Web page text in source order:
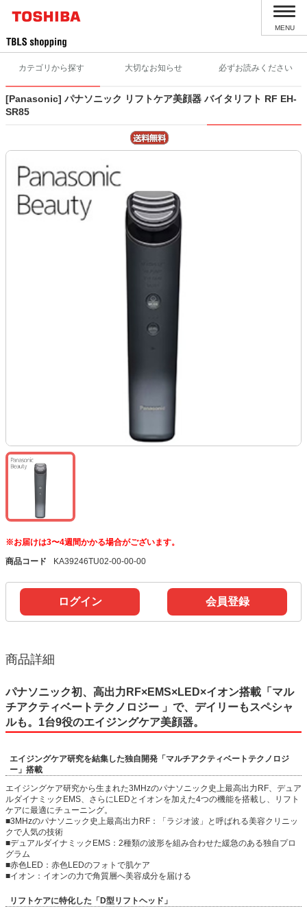
MENU
カテゴリから探す 大切なお知らせ 必ずお読みください
[Panasonic] パナソニック リフトケア美顔器 バイタリフト RF EH-
SR85
※お届けは3〜4週間かかる場合がございます。
商品コード
KA39246TU02-00-00-00
ログイン 会員登録
商品詳細
パナソニック初、高出力RF×EMS×LED×イオン搭載「マル
チアクティベートテクノロジー 」で、デイリーもスペシャ
ルも。1台9役のエイジングケア美顔器。
エイジングケア研究を結集した独自開発「マルチアクティベートテクノロジ
ー」搭載
エイジングケア研究から生まれた3MHzのパナソニック史上最高出力RF、デュア
ルダイナミックEMS、さらにLEDとイオンを加えた4つの機能を搭載し、リフト
ケアに最適にチューニング。
■3MHzのパナソニック史上最高出力RF：「ラジオ波」と呼ばれる美容クリニッ
クで人気の技術
■デュアルダイナミックEMS：2種類の波形を組み合わせた緩急のある独自プロ
グラム
■赤色LED：赤色LEDのフォトで肌ケア
■イオン：イオンの力で角質層へ美容成分を届ける
リフトケアに特化した「D型リフトヘッド」